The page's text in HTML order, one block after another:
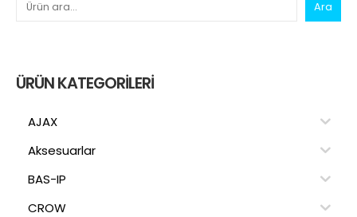
Ara
ÜRÜN KATEGORILERI
AJAX
Aksesuarlar
BAS-IP
CROW